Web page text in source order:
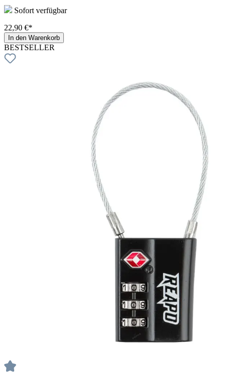
Sofort verfügbar
22,90 €*
In den Warenkorb
BESTSELLER